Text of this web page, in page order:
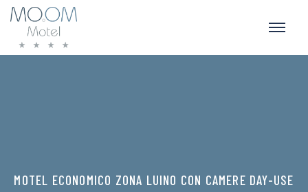
MOTEL ECONOMICO ZONA LUINO CON CAMERE DAY-USE